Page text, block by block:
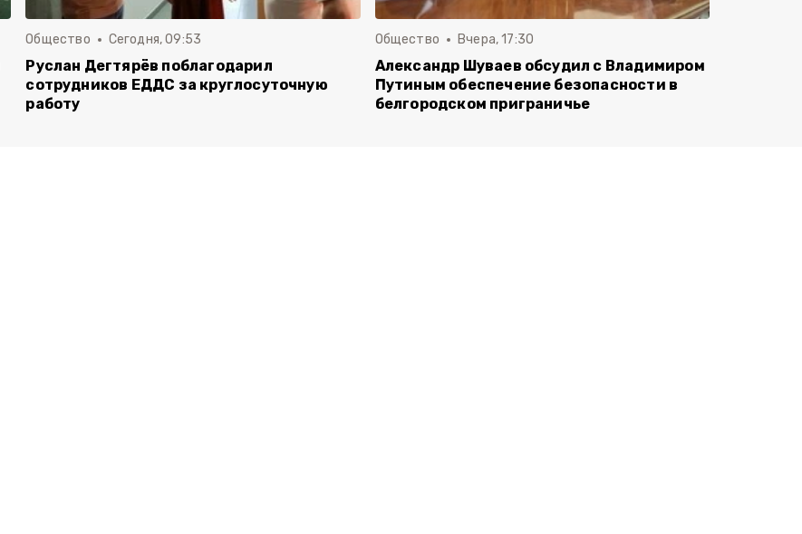
Общество Сегодня, 09:53
Руслан Дегтярёв поблагодарил
сотрудников ЕДДС за круглосуточную
работу
Общество Вчера, 17:30
Александр Шуваев обсудил с Владимиром
Путиным обеспечение безопасности в
белгородском приграничье